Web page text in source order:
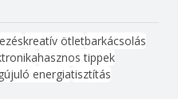
kreatív ötletbarkácsolás
hasznos tippek
energiatisztítás